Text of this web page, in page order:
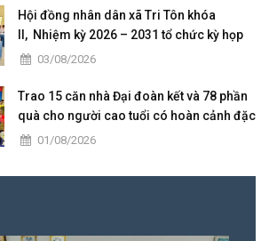
Hội đồng nhân dân xã Tri Tôn khóa
II, Nhiệm kỳ 2026 – 2031 tổ chức kỳ họp
thứ 4 giữa năm 2026
03/08/2026
Trao 15 căn nhà Đại đoàn kết và 78 phần
quà cho người cao tuổi có hoàn cảnh đặc
biệt khó khăn tại xã Tri Tôn.
01/08/2026